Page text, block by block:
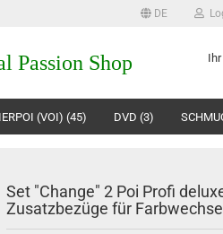
DE
Passion Shop
(VOI) (45) DVD (3)
Set "Change" 2 Poi Profi
Zusatzbezüge für Farbwechsel